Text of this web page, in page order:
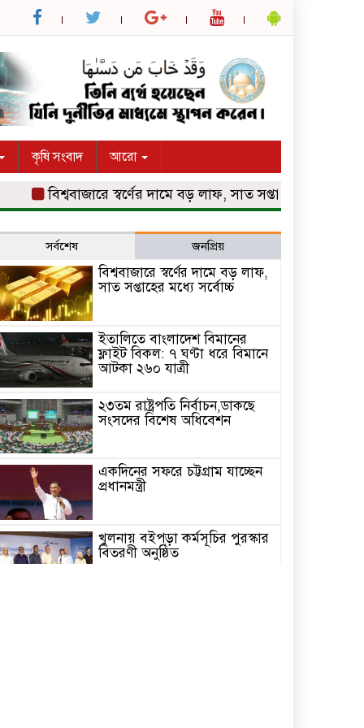
কৃষি সংবাদ আরো
বিশ্ববাজারে স্বর্ণের দামে বড় লাফ, সাত সপ্তাহের মধ্যে সর্বোচ্চ
সর্বশেষ জনপ্রিয়
বিশ্ববাজারে স্বর্ণের দামে বড় লাফ,
সাত সপ্তাহের মধ্যে সর্বোচ্চ
ইতালিতে বাংলাদেশ বিমানের
ফ্লাইট বিকল: ৭ ঘণ্টা ধরে বিমানে
আটকা ২৬০ যাত্রী
২৩তম রাষ্ট্রপতি নির্বাচন,ডাকছে
সংসদের বিশেষ অধিবেশন
একদিনের সফরে চট্টগ্রাম যাচ্ছেন
প্রধানমন্ত্রী
খুলনায় বইপড়া কর্মসূচির পুরস্কার
বিতরণী অনুষ্ঠিত